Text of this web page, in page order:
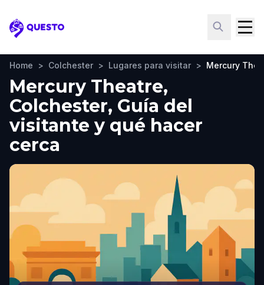
Questo
Home > Colchester > Lugares para visitar > Mercury
Mercury Theatre,
Colchester, Guía del
visitante y qué hacer
cerca